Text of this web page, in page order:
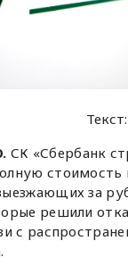
СК «Сбербанк
стоимость
за
решили
с